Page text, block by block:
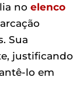
no elenco
Sua
justificando
lo em